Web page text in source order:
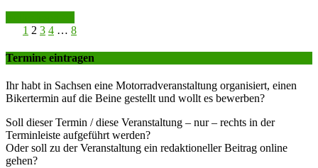
1 2 3 4 … 8
Termine eintragen
Ihr habt in Sachsen eine Motorradveranstaltung organisiert, einen
Bikertermin auf die Beine gestellt und wollt es bewerben?
Soll dieser Termin / diese Veranstaltung – nur – rechts in der
Terminleiste aufgeführt werden?
Oder soll zu der Veranstaltung ein redaktioneller Beitrag online
gehen?